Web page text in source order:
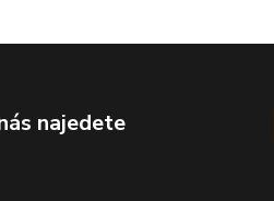
najedete